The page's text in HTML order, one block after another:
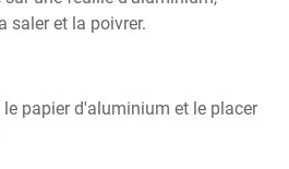
saler et la poivrer.
papier d'aluminium et le placer